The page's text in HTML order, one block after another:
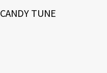
CANDY TUNE